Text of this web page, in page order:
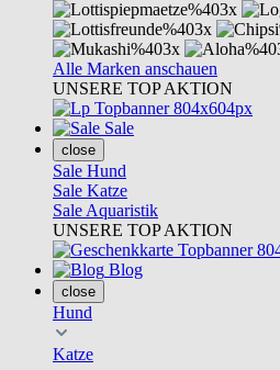
Alle Marken anschauen
UNSERE TOP AKTION
Sale
close
Sale Hund
Sale Katze
Sale Aquaristik
UNSERE TOP AKTION
Blog
close
Hund
Katze